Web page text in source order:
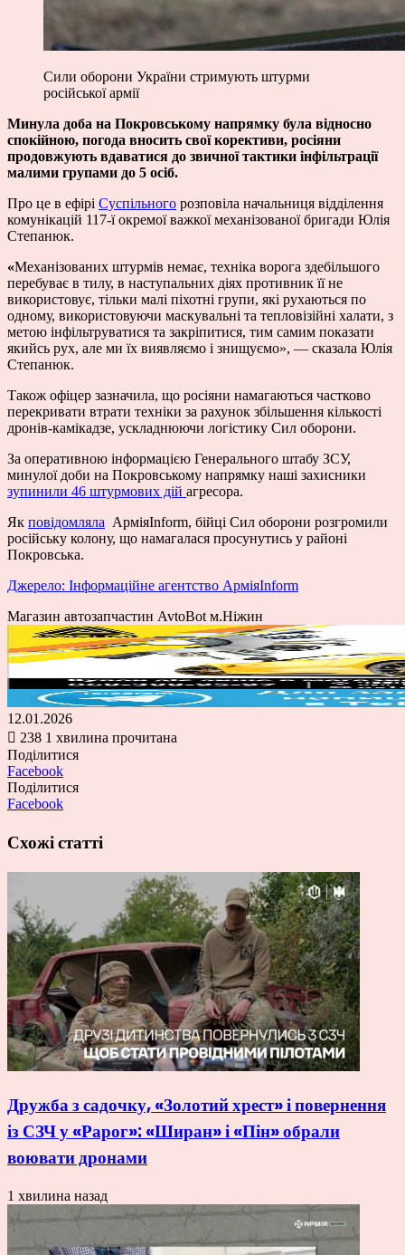
Сили оборони України стримують штурми
російської армії
Минула доба на Покровському напрямку була відносно
спокійною, погода вносить свої корективи, росіяни
продовжують вдаватися до звичної тактики інфільтрації
малими групами до 5 осіб.
Про це в ефірі Суспільного розповіла начальниця відділення
комунікацій 117-ї окремої важкої механізованої бригади Юлія
Степанюк.
«Механізованих штурмів немає, техніка ворога здебільшого
перебуває в тилу, в наступальних діях противник її не
використовує, тільки малі піхотні групи, які рухаються по
одному, використовуючи маскувальні та тепловізійні халати, з
метою інфільтруватися та закріпитися, тим самим показати
якийсь рух, але ми їх виявляємо і знищуємо», — сказала Юлія
Степанюк.
Також офіцер зазначила, що росіяни намагаються частково
перекривати втрати техніки за рахунок збільшення кількості
дронів-камікадзе, ускладнюючи логістику Сил оборони.
За оперативною інформацією Генерального штабу ЗСУ,
минулої доби на Покровському напрямку наші захисники
зупинили 46 штурмових дій агресора.
Як повідомляла АрміяInform, бійці Сил оборони розгромили
російську колону, що намагалася просунутись у районі
Покровська.
Джерело: Інформаційне агентство АрміяInform
Магазин автозапчастин AvtoBot м.Ніжин
12.01.2026
238 1 хвилина прочитана
Поділитися
Facebook
Поділитися
Facebook
Схожі статті
Дружба з садочку, «Золотий хрест» і повернення
із СЗЧ у «Рарог»: «Ширан» і «Пін» обрали
воювати дронами
1 хвилина назад